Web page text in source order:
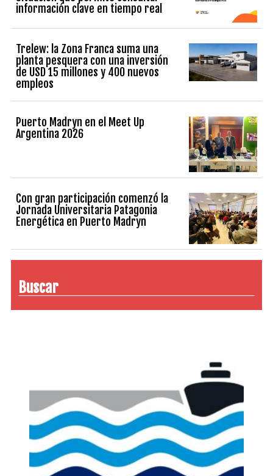
información clave en tiempo real
Trelew: la Zona Franca suma una
planta pesquera con una inversión
de USD 15 millones y 400 nuevos
empleos
Puerto Madryn en el Meet Up
Argentina 2026
Con gran participación comenzó la
Jornada Universitaria Patagonia
Energética en Puerto Madryn
Buscar